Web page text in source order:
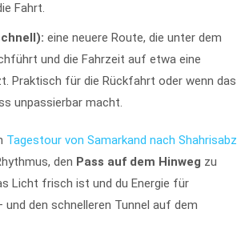
Fahrt.
eine neuere Route, die unter dem
und die Fahrzeit auf etwa eine
Praktisch für die Rückfahrt oder wenn das
unpassierbar macht.
Tagestour von Samarkand nach Shahrisabz
den Pass auf dem Hinweg zu
Licht frisch ist und du Energie für
den schnelleren Tunnel auf dem